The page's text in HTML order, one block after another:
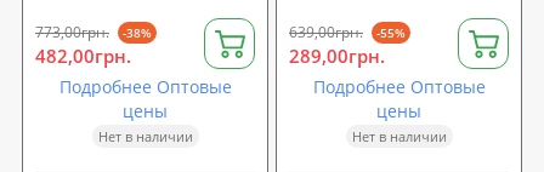
773,00грн. -38%
482,00грн.
Подробнее Оптовые
цены
Нет в наличии
639,00грн. -55%
289,00грн.
Подробнее Оптовые
цены
Нет в наличии